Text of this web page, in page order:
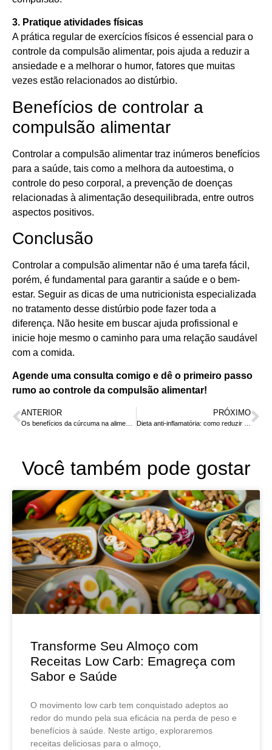
3. Pratique atividades físicas
A prática regular de exercícios físicos é essencial para o
controle da compulsão alimentar, pois ajuda a reduzir a
ansiedade e a melhorar o humor, fatores que muitas
vezes estão relacionados ao distúrbio.
Benefícios de controlar a
compulsão alimentar
Controlar a compulsão alimentar traz inúmeros benefícios
para a saúde, tais como a melhora da autoestima, o
controle do peso corporal, a prevenção de doenças
relacionadas à alimentação desequilibrada, entre outros
aspectos positivos.
Conclusão
Controlar a compulsão alimentar não é uma tarefa fácil,
porém, é fundamental para garantir a saúde e o bem-
estar. Seguir as dicas de uma nutricionista especializada
no tratamento desse distúrbio pode fazer toda a
diferença. Não hesite em buscar ajuda profissional e
inicie hoje mesmo o caminho para uma relação saudável
com a comida.
Agende uma consulta comigo e dê o primeiro passo
rumo ao controle da compulsão alimentar!
ANTERIOR PRÓXIMO
Você também pode gostar
Transforme Seu Almoço com
Receitas Low Carb: Emagreça com
Sabor e Saúde
O movimento low carb tem conquistado adeptos ao
redor do mundo pela sua eficácia na perda de peso e
benefícios à saúde. Neste artigo, exploraremos
receitas deliciosas para o almoço,